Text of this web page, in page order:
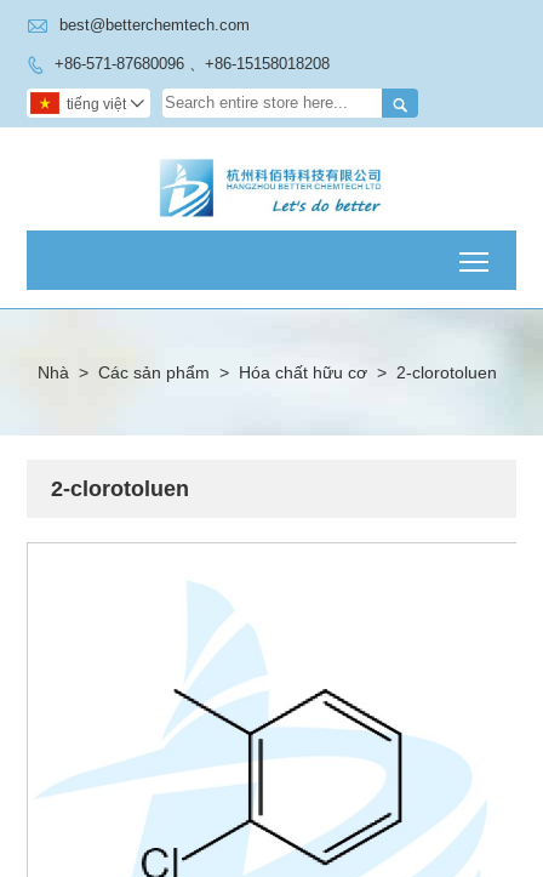
 best@betterchemtech.com
 +86-571-87680096 、+86-15158018208

tiếng việt 
Nhà > Các sản phẩm > Hóa chất hữu cơ > 2-clorotoluen
2-clorotoluen